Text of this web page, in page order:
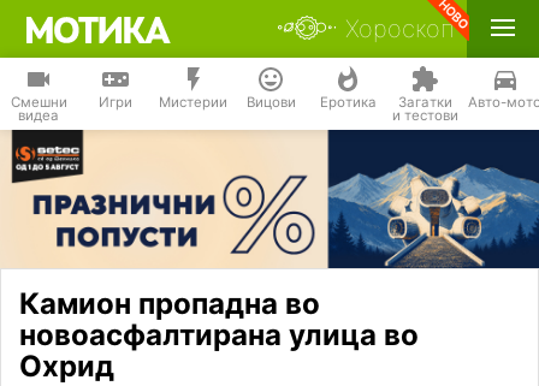
Хороскоп
Смешни
видеа
Игри Мистерии Вицови Еротика Загатки
и тестови
Авто-
Камион пропадна во
новоасфалтирана улица во
Охрид